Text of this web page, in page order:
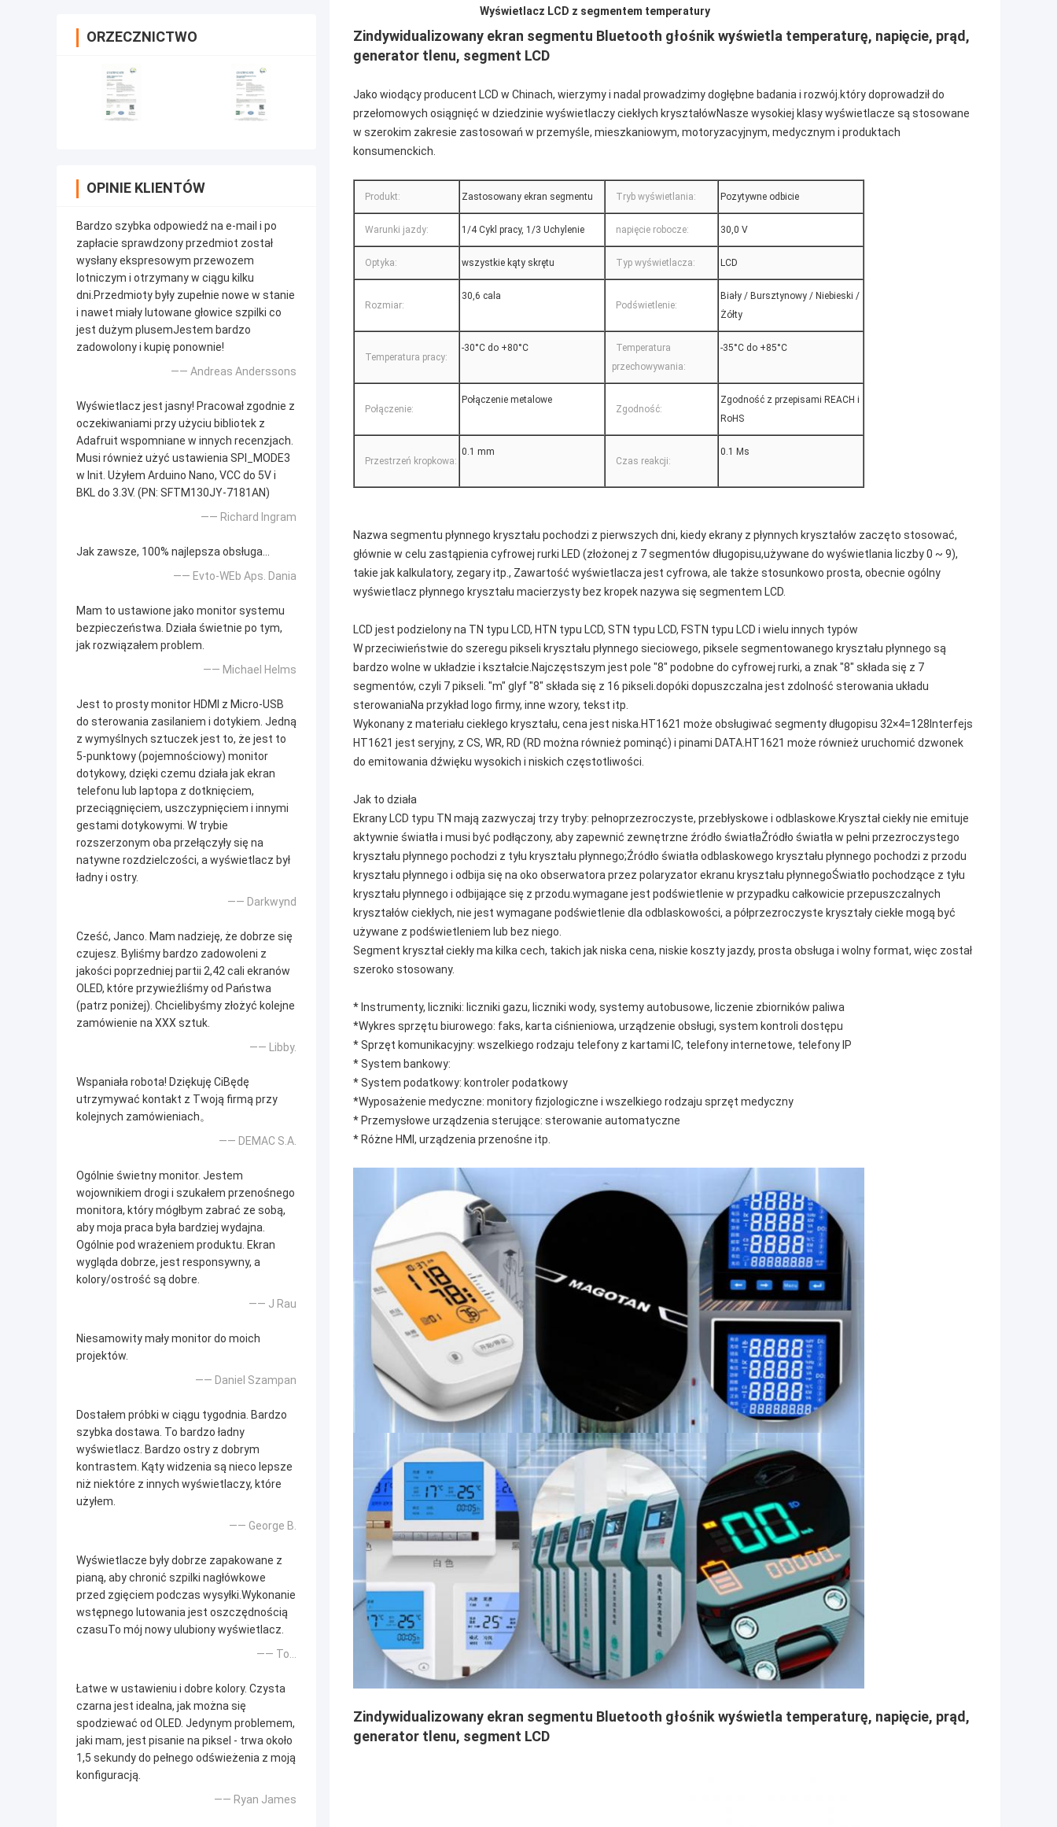
ORZECZNICTWO
OPINIE KLIENTÓW
Bardzo szybka odpowiedź na e-mail i po
zapłacie sprawdzony przedmiot został
wysłany ekspresowym przewozem
lotniczym i otrzymany w ciągu kilku
dni.Przedmioty były zupełnie nowe w stanie
i nawet miały lutowane głowice szpilki co
jest dużym plusemJestem bardzo
zadowolony i kupię ponownie!
—— Andreas Anderssons
Wyświetlacz jest jasny! Pracował zgodnie z
oczekiwaniami przy użyciu bibliotek z
Adafruit wspomniane w innych recenzjach.
Musi również użyć ustawienia SPI_MODE3
w Init. Użyłem Arduino Nano, VCC do 5V i
BKL do 3.3V. (PN: SFTM130JY-7181AN)
—— Richard Ingram
Jak zawsze, 100% najlepsza obsługa...
—— Evto-WEb Aps. Dania
Mam to ustawione jako monitor systemu
bezpieczeństwa. Działa świetnie po tym,
jak rozwiązałem problem.
—— Michael Helms
Jest to prosty monitor HDMI z Micro-USB
do sterowania zasilaniem i dotykiem. Jedną
z wymyślnych sztuczek jest to, że jest to
5-punktowy (pojemnościowy) monitor
dotykowy, dzięki czemu działa jak ekran
telefonu lub laptopa z dotknięciem,
przeciągnięciem, uszczypnięciem i innymi
gestami dotykowymi. W trybie
rozszerzonym oba przełączyły się na
natywne rozdzielczości, a wyświetlacz był
ładny i ostry.
—— Darkwynd
Cześć, Janco. Mam nadzieję, że dobrze się
czujesz. Byliśmy bardzo zadowoleni z
jakości poprzedniej partii 2,42 cali ekranów
OLED, które przywieźliśmy od Państwa
(patrz poniżej). Chcielibyśmy złożyć kolejne
zamówienie na XXX sztuk.
—— Libby.
Wspaniała robota! Dziękuję CiBędę
utrzymywać kontakt z Twoją firmą przy
kolejnych zamówieniach。
—— DEMAC S.A.
Ogólnie świetny monitor. Jestem
wojownikiem drogi i szukałem przenośnego
monitora, który mógłbym zabrać ze sobą,
aby moja praca była bardziej wydajna.
Ogólnie pod wrażeniem produktu. Ekran
wygląda dobrze, jest responsywny, a
kolory/ostrość są dobre.
—— J Rau
Niesamowity mały monitor do moich
projektów.
—— Daniel Szampan
Dostałem próbki w ciągu tygodnia. Bardzo
szybka dostawa. To bardzo ładny
wyświetlacz. Bardzo ostry z dobrym
kontrastem. Kąty widzenia są nieco lepsze
niż niektóre z innych wyświetlaczy, które
użyłem.
—— George B.
Wyświetlacze były dobrze zapakowane z
pianą, aby chronić szpilki nagłówkowe
przed zgięciem podczas wysyłki.Wykonanie
wstępnego lutowania jest oszczędnością
czasuTo mój nowy ulubiony wyświetlacz.
—— To...
Łatwe w ustawieniu i dobre kolory. Czysta
czarna jest idealna, jak można się
spodziewać od OLED. Jedynym problemem,
jaki mam, jest pisanie na piksel - trwa około
1,5 sekundy do pełnego odświeżenia z moją
konfiguracją.
—— Ryan James
Wyświetlacz LCD z segmentem temperatury
Zindywidualizowany ekran segmentu Bluetooth głośnik wyświetla temperaturę, napięcie, prąd,
generator tlenu, segment LCD
Jako wiodący producent LCD w Chinach, wierzymy i nadal prowadzimy dogłębne badania i rozwój.który doprowadził do
przełomowych osiągnięć w dziedzinie wyświetlaczy ciekłych kryształówNasze wysokiej klasy wyświetlacze są stosowane
w szerokim zakresie zastosowań w przemyśle, mieszkaniowym, motoryzacyjnym, medycznym i produktach
konsumenckich.
Produkt: Zastosowany ekran segmentu Tryb wyświetlania: Pozytywne odbicie
Warunki jazdy: 1/4 Cykl pracy, 1/3 Uchylenie napięcie robocze: 30,0 V
Optyka: wszystkie kąty skrętu Typ wyświetlacza: LCD
Rozmiar:
30,6 cala
Podświetlenie:
Biały / Bursztynowy / Niebieski /
Żółty
Temperatura pracy:
-30°C do +80°C
Temperatura
przechowywania:
-35°C do +85°C
Połączenie:
Połączenie metalowe
Zgodność:
Zgodność z przepisami REACH i
RoHS
Przestrzeń kropkowa:
0.1 mm
Czas reakcji:
0.1 Ms
Nazwa segmentu płynnego kryształu pochodzi z pierwszych dni, kiedy ekrany z płynnych kryształów zaczęto stosować,
głównie w celu zastąpienia cyfrowej rurki LED (złożonej z 7 segmentów długopisu,używane do wyświetlania liczby 0 ~ 9),
takie jak kalkulatory, zegary itp., Zawartość wyświetlacza jest cyfrowa, ale także stosunkowo prosta, obecnie ogólny
wyświetlacz płynnego kryształu macierzysty bez kropek nazywa się segmentem LCD.
LCD jest podzielony na TN typu LCD, HTN typu LCD, STN typu LCD, FSTN typu LCD i wielu innych typów
W przeciwieństwie do szeregu pikseli kryształu płynnego sieciowego, piksele segmentowanego kryształu płynnego są
bardzo wolne w układzie i kształcie.Najczęstszym jest pole "8" podobne do cyfrowej rurki, a znak "8" składa się z 7
segmentów, czyli 7 pikseli. "m" glyf "8" składa się z 16 pikseli.dopóki dopuszczalna jest zdolność sterowania układu
sterowaniaNa przykład logo firmy, inne wzory, tekst itp.
Wykonany z materiału ciekłego kryształu, cena jest niska.HT1621 może obsługiwać segmenty długopisu 32×4=128Interfejs
HT1621 jest seryjny, z CS, WR, RD (RD można również pominąć) i pinami DATA.HT1621 może również uruchomić dzwonek
do emitowania dźwięku wysokich i niskich częstotliwości.
Jak to działa
Ekrany LCD typu TN mają zazwyczaj trzy tryby: pełnoprzezroczyste, przebłyskowe i odblaskowe.Kryształ ciekły nie emituje
aktywnie światła i musi być podłączony, aby zapewnić zewnętrzne źródło światłaŹródło światła w pełni przezroczystego
kryształu płynnego pochodzi z tyłu kryształu płynnego;Źródło światła odblaskowego kryształu płynnego pochodzi z przodu
kryształu płynnego i odbija się na oko obserwatora przez polaryzator ekranu kryształu płynnegoŚwiatło pochodzące z tyłu
kryształu płynnego i odbijające się z przodu.wymagane jest podświetlenie w przypadku całkowicie przepuszczalnych
kryształów ciekłych, nie jest wymagane podświetlenie dla odblaskowości, a półprzezroczyste kryształy ciekłe mogą być
używane z podświetleniem lub bez niego.
Segment kryształ ciekły ma kilka cech, takich jak niska cena, niskie koszty jazdy, prosta obsługa i wolny format, więc został
szeroko stosowany.
* Instrumenty, liczniki: liczniki gazu, liczniki wody, systemy autobusowe, liczenie zbiorników paliwa
*Wykres sprzętu biurowego: faks, karta ciśnieniowa, urządzenie obsługi, system kontroli dostępu
* Sprzęt komunikacyjny: wszelkiego rodzaju telefony z kartami IC, telefony internetowe, telefony IP
* System bankowy:
* System podatkowy: kontroler podatkowy
*Wyposażenie medyczne: monitory fizjologiczne i wszelkiego rodzaju sprzęt medyczny
* Przemysłowe urządzenia sterujące: sterowanie automatyczne
* Różne HMI, urządzenia przenośne itp.
Zindywidualizowany ekran segmentu Bluetooth głośnik wyświetla temperaturę, napięcie, prąd,
generator tlenu, segment LCD